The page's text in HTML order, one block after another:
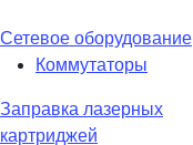
Сетевое оборудование
Коммутаторы
Заправка лазерных
картриджей